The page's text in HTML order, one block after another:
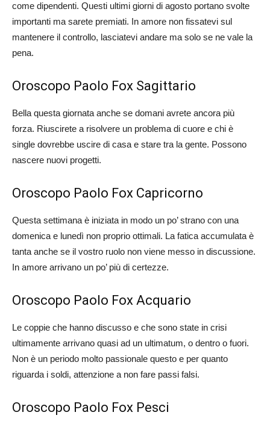
come dipendenti. Questi ultimi giorni di agosto portano svolte
importanti ma sarete premiati. In amore non fissatevi sul
mantenere il controllo, lasciatevi andare ma solo se ne vale la
pena.
Oroscopo Paolo Fox Sagittario
Bella questa giornata anche se domani avrete ancora più
forza. Riuscirete a risolvere un problema di cuore e chi è
single dovrebbe uscire di casa e stare tra la gente. Possono
nascere nuovi progetti.
Oroscopo Paolo Fox Capricorno
Questa settimana è iniziata in modo un po’ strano con una
domenica e lunedì non proprio ottimali. La fatica accumulata è
tanta anche se il vostro ruolo non viene messo in discussione.
In amore arrivano un po’ più di certezze.
Oroscopo Paolo Fox Acquario
Le coppie che hanno discusso e che sono state in crisi
ultimamente arrivano quasi ad un ultimatum, o dentro o fuori.
Non è un periodo molto passionale questo e per quanto
riguarda i soldi, attenzione a non fare passi falsi.
Oroscopo Paolo Fox Pesci